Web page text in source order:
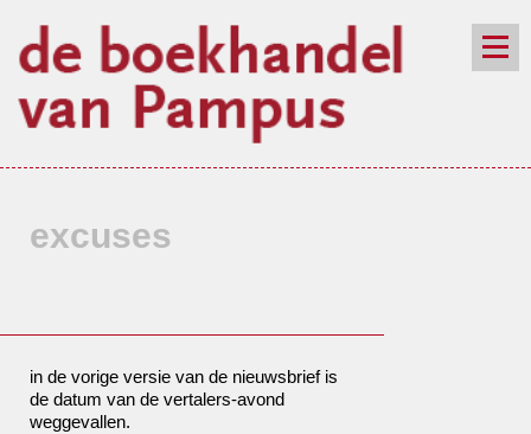
excuses
in de vorige versie van de nieuwsbrief is
de datum van de vertalers-avond
weggevallen.